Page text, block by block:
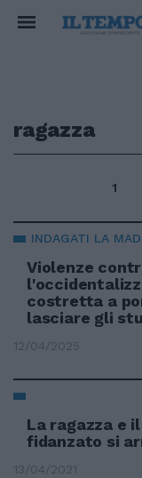
ragazza
1
INDAGATI LA
Violenze
costretta a
lasciare gli
12/04/2025
La ragazza e
fidanzato si
13/04/2021